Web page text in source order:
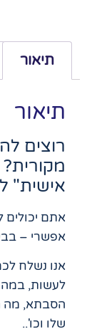
תיאור
תיאור
רוצים
אישית"
אתם יכולים
אפשרי –
אנו נשלח
לעשות, במה
הסבתא, מה
שלו וכו'..